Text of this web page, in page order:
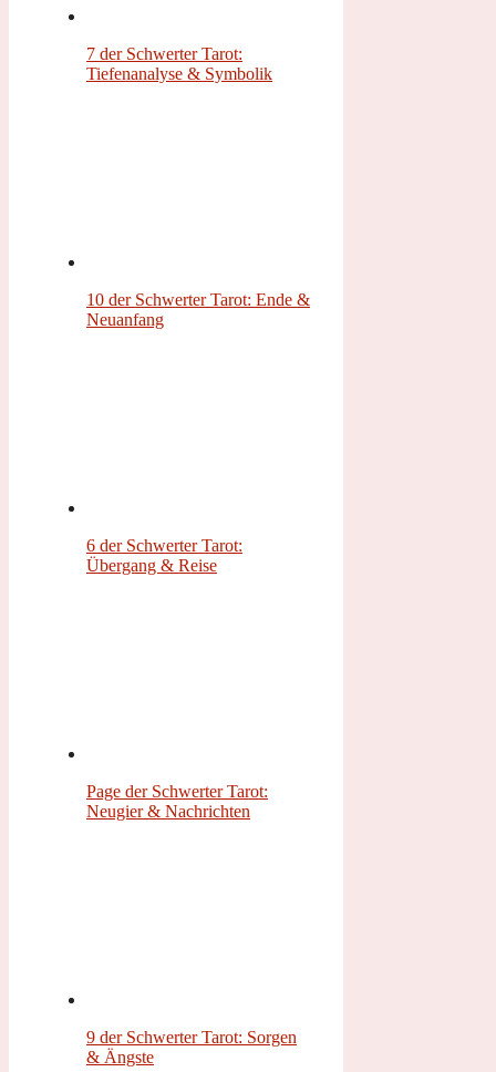
7 der Schwerter Tarot:
Tiefenanalyse & Symbolik
10 der Schwerter Tarot: Ende &
Neuanfang
6 der Schwerter Tarot:
Übergang & Reise
Page der Schwerter Tarot:
Neugier & Nachrichten
9 der Schwerter Tarot: Sorgen
& Ängste